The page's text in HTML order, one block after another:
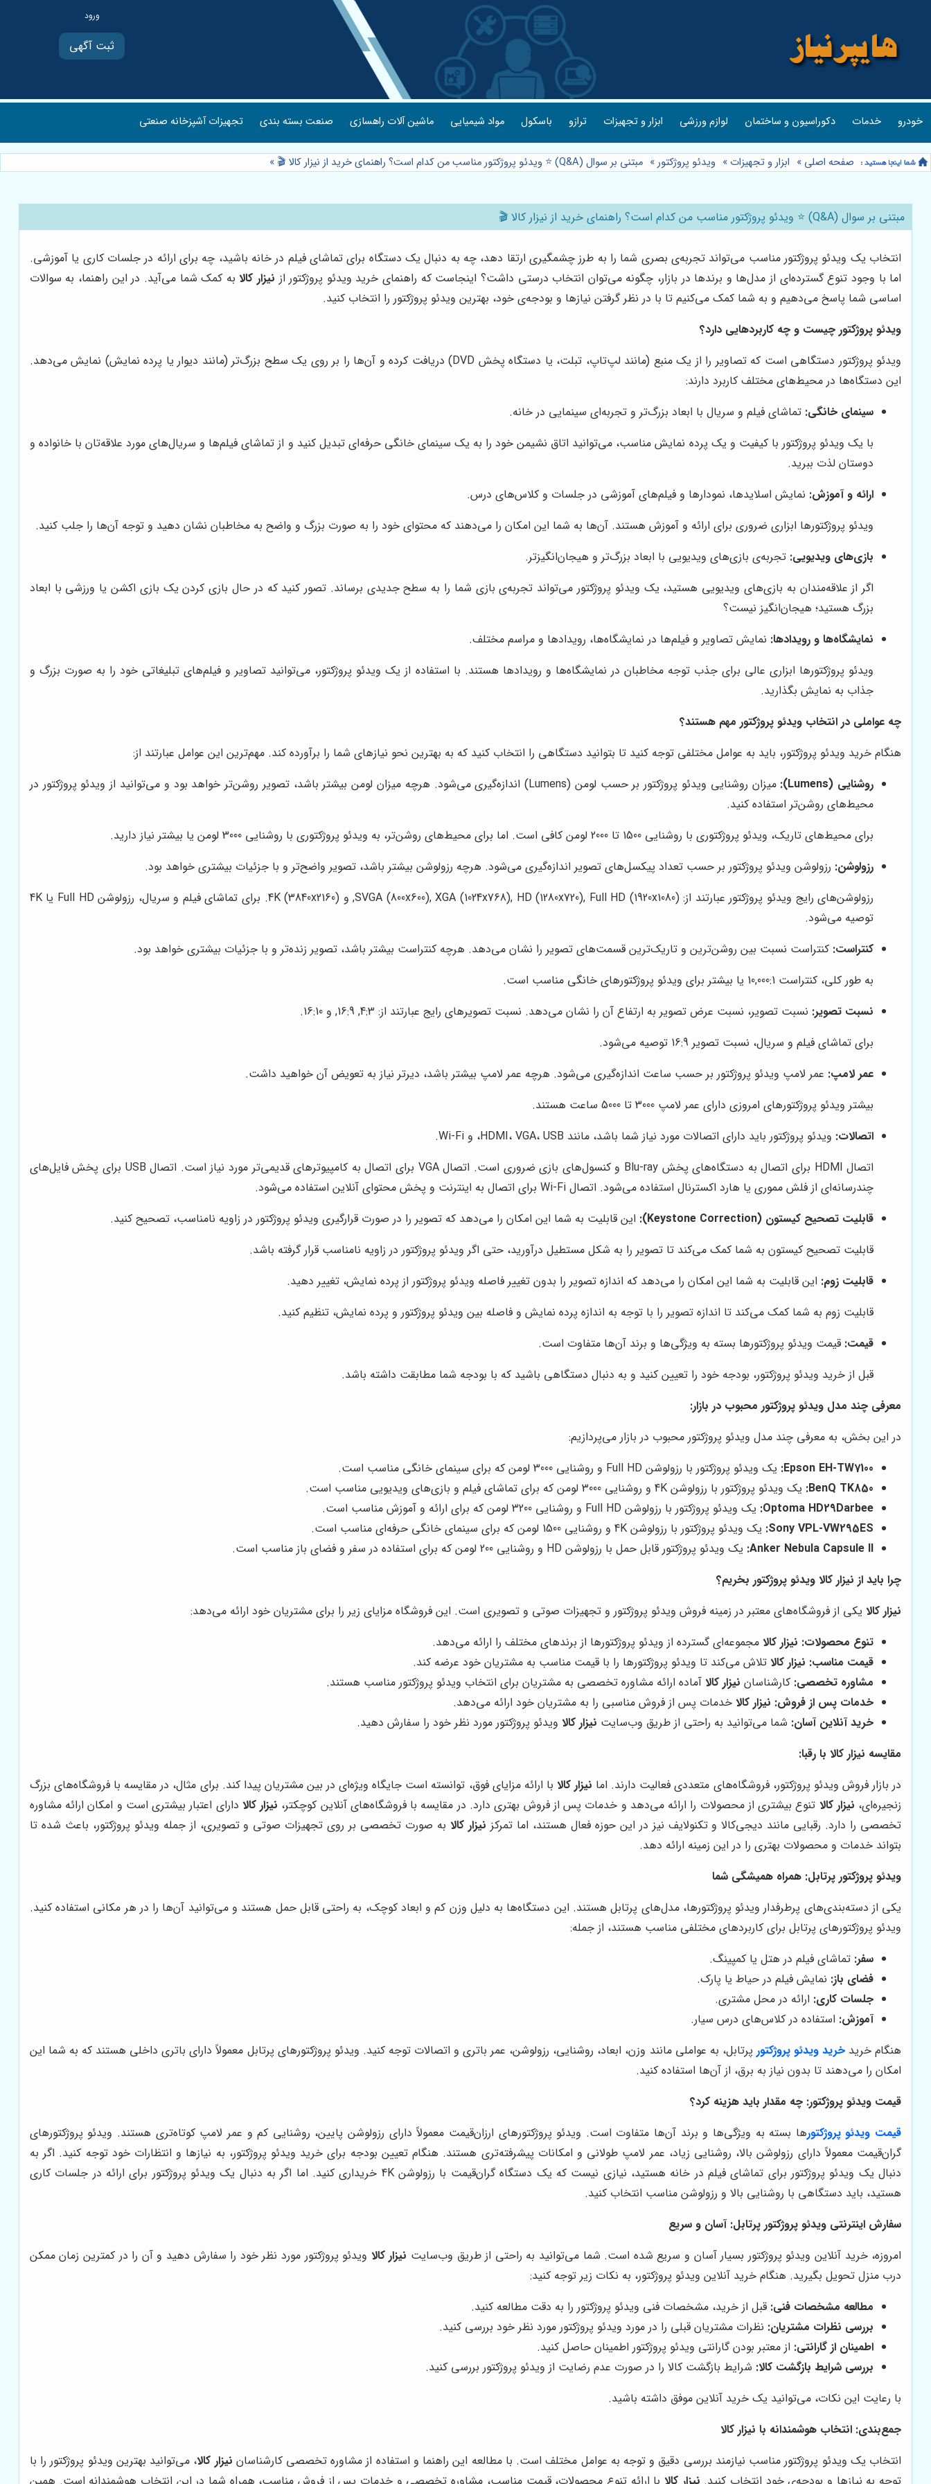
ثبت آگهی
خودرو خدمات دکوراسیون و ساختمان لوازم ورزشی ابزار و تجهیزات ترازو باسکول مواد شیمیایی ماشین آلات راهسازی صنعت بسته بندی تجهیزات آشپزخانه صنعتی
صفحه اصلی » ابزار و تجهیزات » ویدئو پروژکتور» مبتنی بر سوال (Q&A) ⭐️ ویدئو پروژکتور مناسب من کدام است؟ راهنمای خرید از نیزار کالا 🎬 »
مبتنی بر سوال (Q&A) ⭐️ ویدئو پروژکتور مناسب من کدام است؟ راهنمای خرید از نیزار کالا 🎬
انتخاب یک ویدئو پروژکتور مناسب می‌تواند تجربه‌ی بصری شما را به طرز چشمگیری ارتقا دهد، چه به دنبال یک دستگاه برای تماشای فیلم در خانه باشید، چه برای ارائه در جلسات کاری یا آموزشی.
اما با وجود تنوع گسترده‌ای از مدل‌ها و برندها در بازار، چگونه می‌توان انتخاب درستی داشت؟ اینجاست که راهنمای خرید ویدئو پروژکتور از نیزار کالابه کمک شما می‌آید. در این راهنما، به سوالات
اساسی شما پاسخ می‌دهیم و به شما کمک می‌کنیم تا با در نظر گرفتن نیازها و بودجه‌ی خود، بهترین ویدئو پروژکتور را انتخاب کنید.
ویدئو پروژکتور چیست و چه کاربردهایی دارد؟
ویدئو پروژکتور دستگاهی است که تصاویر را از یک منبع (مانند لپ‌تاپ، تبلت، یا دستگاه پخش DVD) دریافت کرده و آن‌ها را بر روی یک سطح بزرگ‌تر (مانند دیوار یا پرده نمایش) نمایش می‌دهد.
این دستگاه‌ها در محیط‌های مختلف کاربرد دارند:
سینمای خانگی: تماشای فیلم و سریال با ابعاد بزرگ‌تر و تجربه‌ای سینمایی در خانه.
با یک ویدئو پروژکتور با کیفیت و یک پرده نمایش مناسب، می‌توانید اتاق نشیمن خود را به یک سینمای خانگی حرفه‌ای تبدیل کنید و از تماشای فیلم‌ها و سریال‌های مورد علاقه‌تان با خانواده و
دوستان لذت ببرید.
ارائه و آموزش: نمایش اسلایدها، نمودارها و فیلم‌های آموزشی در جلسات و کلاس‌های درس.
ویدئو پروژکتورها ابزاری ضروری برای ارائه و آموزش هستند. آن‌ها به شما این امکان را می‌دهند که محتوای خود را به صورت بزرگ و واضح به مخاطبان نشان دهید و توجه آن‌ها را جلب کنید.
بازی‌های ویدیویی: تجربه‌ی بازی‌های ویدیویی با ابعاد بزرگ‌تر و هیجان‌انگیزتر.
اگر از علاقه‌مندان به بازی‌های ویدیویی هستید، یک ویدئو پروژکتور می‌تواند تجربه‌ی بازی شما را به سطح جدیدی برساند. تصور کنید که در حال بازی کردن یک بازی اکشن یا ورزشی با ابعاد
بزرگ هستید؛ هیجان‌انگیز نیست؟
نمایشگاه‌ها و رویدادها: نمایش تصاویر و فیلم‌ها در نمایشگاه‌ها، رویدادها و مراسم مختلف.
ویدئو پروژکتورها ابزاری عالی برای جذب توجه مخاطبان در نمایشگاه‌ها و رویدادها هستند. با استفاده از یک ویدئو پروژکتور، می‌توانید تصاویر و فیلم‌های تبلیغاتی خود را به صورت بزرگ و
جذاب به نمایش بگذارید.
چه عواملی در انتخاب ویدئو پروژکتور مهم هستند؟
هنگام خرید ویدئو پروژکتور، باید به عوامل مختلفی توجه کنید تا بتوانید دستگاهی را انتخاب کنید که به بهترین نحو نیازهای شما را برآورده کند. مهم‌ترین این عوامل عبارتند از:
روشنایی (Lumens):
میزان روشنایی ویدئو پروژکتور بر حسب لومن (Lumens) اندازه‌گیری می‌شود. هرچه میزان لومن بیشتر باشد، تصویر روشن‌تر خواهد بود و می‌توانید از ویدئو پروژکتور در
محیط‌های روشن‌تر استفاده کنید.
برای محیط‌های تاریک، ویدئو پروژکتوری با روشنایی 1500 تا 2000 لومن کافی است. اما برای محیط‌های روشن‌تر، به ویدئو پروژکتوری با روشنایی 3000 لومن یا بیشتر نیاز دارید.
رزولوشن: رزولوشن ویدئو پروژکتور بر حسب تعداد پیکسل‌های تصویر اندازه‌گیری می‌شود. هرچه رزولوشن بیشتر باشد، تصویر واضح‌تر و با جزئیات بیشتری خواهد بود.
رزولوشن‌های رایج ویدئو پروژکتور عبارتند از: SVGA (800x600), XGA (1024x768), HD (1280x720), Full HD (1920x1080), و 4K (3840x2160). برای تماشای فیلم و سریال، رزولوشن Full HD یا 4K
توصیه می‌شود.
کنتراست: کنتراست نسبت بین روشن‌ترین و تاریک‌ترین قسمت‌های تصویر را نشان می‌دهد. هرچه کنتراست بیشتر باشد، تصویر زنده‌تر و با جزئیات بیشتری خواهد بود.
به طور کلی، کنتراست 10,000:1 یا بیشتر برای ویدئو پروژکتورهای خانگی مناسب است.
نسبت تصویر: نسبت تصویر، نسبت عرض تصویر به ارتفاع آن را نشان می‌دهد. نسبت تصویرهای رایج عبارتند از: 4:3, 16:9, و 16:10.
برای تماشای فیلم و سریال، نسبت تصویر 16:9 توصیه می‌شود.
عمر لامپ: عمر لامپ ویدئو پروژکتور بر حسب ساعت اندازه‌گیری می‌شود. هرچه عمر لامپ بیشتر باشد، دیرتر نیاز به تعویض آن خواهید داشت.
بیشتر ویدئو پروژکتورهای امروزی دارای عمر لامپ 3000 تا 5000 ساعت هستند.
اتصالات: ویدئو پروژکتور باید دارای اتصالات مورد نیاز شما باشد، مانند HDMI، VGA، USB، و Wi-Fi.
اتصال HDMI برای اتصال به دستگاه‌های پخش Blu-ray و کنسول‌های بازی ضروری است. اتصال VGA برای اتصال به کامپیوترهای قدیمی‌تر مورد نیاز است. اتصال USB برای پخش فایل‌های
چندرسانه‌ای از فلش مموری یا هارد اکسترنال استفاده می‌شود. اتصال Wi-Fi برای اتصال به اینترنت و پخش محتوای آنلاین استفاده می‌شود.
قابلیت تصحیح کیستون (Keystone Correction):
این قابلیت به شما این امکان را می‌دهد که تصویر را در صورت قرارگیری ویدئو پروژکتور در زاویه نامناسب، تصحیح کنید.
قابلیت تصحیح کیستون به شما کمک می‌کند تا تصویر را به شکل مستطیل درآورید، حتی اگر ویدئو پروژکتور در زاویه نامناسب قرار گرفته باشد.
قابلیت زوم: این قابلیت به شما این امکان را می‌دهد که اندازه تصویر را بدون تغییر فاصله ویدئو پروژکتور از پرده نمایش، تغییر دهید.
قابلیت زوم به شما کمک می‌کند تا اندازه تصویر را با توجه به اندازه پرده نمایش و فاصله بین ویدئو پروژکتور و پرده نمایش، تنظیم کنید.
قیمت: قیمت ویدئو پروژکتورها بسته به ویژگی‌ها و برند آن‌ها متفاوت است.
قبل از خرید ویدئو پروژکتور، بودجه خود را تعیین کنید و به دنبال دستگاهی باشید که با بودجه شما مطابقت داشته باشد.
معرفی چند مدل ویدئو پروژکتور محبوب در بازار:
در این بخش، به معرفی چند مدل ویدئو پروژکتور محبوب در بازار می‌پردازیم:
Epson EH-TW7100: یک ویدئو پروژکتور با رزولوشن Full HD و روشنایی 3000 لومن که برای سینمای خانگی مناسب است.
BenQ TK850: یک ویدئو پروژکتور با رزولوشن 4K و روشنایی 3000 لومن که برای تماشای فیلم و بازی‌های ویدیویی مناسب است.
Optoma HD29Darbee: یک ویدئو پروژکتور با رزولوشن Full HD و روشنایی 3200 لومن که برای ارائه و آموزش مناسب است.
Sony VPL-VW295ES: یک ویدئو پروژکتور با رزولوشن 4K و روشنایی 1500 لومن که برای سینمای خانگی حرفه‌ای مناسب است.
Anker Nebula Capsule II: یک ویدئو پروژکتور قابل حمل با رزولوشن HD و روشنایی 200 لومن که برای استفاده در سفر و فضای باز مناسب است.
چرا باید از نیزار کالاویدئو پروژکتور بخریم؟
نیزار کالایکی از فروشگاه‌های معتبر در زمینه فروش ویدئو پروژکتور و تجهیزات صوتی و تصویری است. این فروشگاه مزایای زیر را برای مشتریان خود ارائه می‌دهد:
تنوع محصولات: نیزار کالامجموعه‌ای گسترده از ویدئو پروژکتورها از برندهای مختلف را ارائه می‌دهد.
قیمت مناسب: نیزار کالاتلاش می‌کند تا ویدئو پروژکتورها را با قیمت مناسب به مشتریان خود عرضه کند.
مشاوره تخصصی: کارشناسان نیزار کالاآماده ارائه مشاوره تخصصی به مشتریان برای انتخاب ویدئو پروژکتور مناسب هستند.
خدمات پس از فروش: نیزار کالاخدمات پس از فروش مناسبی را به مشتریان خود ارائه می‌دهد.
خرید آنلاین آسان: شما می‌توانید به راحتی از طریق وب‌سایت نیزار کالاویدئو پروژکتور مورد نظر خود را سفارش دهید.
مقایسه نیزار کالابا رقبا:
در بازار فروش ویدئو پروژکتور، فروشگاه‌های متعددی فعالیت دارند. اما نیزار کالا با ارائه مزایای فوق، توانسته است جایگاه ویژه‌ای در بین مشتریان پیدا کند. برای مثال، در مقایسه با فروشگاه‌های بزرگ
زنجیره‌ای، نیزار کالا تنوع بیشتری از محصولات را ارائه می‌دهد و خدمات پس از فروش بهتری دارد. در مقایسه با فروشگاه‌های آنلاین کوچکتر، نیزار کالا دارای اعتبار بیشتری است و امکان ارائه مشاوره
تخصصی را دارد. رقبایی مانند دیجی‌کالا و تکنولایف نیز در این حوزه فعال هستند، اما تمرکز نیزار کالابه صورت تخصصی بر روی تجهیزات صوتی و تصویری، از جمله ویدئو پروژکتور، باعث شده تا
بتواند خدمات و محصولات بهتری را در این زمینه ارائه دهد.
ویدئو پروژکتور پرتابل: همراه همیشگی شما
یکی از دسته‌بندی‌های پرطرفدار ویدئو پروژکتورها، مدل‌های پرتابل هستند. این دستگاه‌ها به دلیل وزن کم و ابعاد کوچک، به راحتی قابل حمل هستند و می‌توانید آن‌ها را در هر مکانی استفاده کنید.
ویدئو پروژکتورهای پرتابل برای کاربردهای مختلفی مناسب هستند، از جمله:
سفر: تماشای فیلم در هتل یا کمپینگ.
فضای باز: نمایش فیلم در حیاط یا پارک.
جلسات کاری: ارائه در محل مشتری.
آموزش: استفاده در کلاس‌های درس سیار.
هنگام خریدخرید ویدئو پروژکتور پرتابل، به عواملی مانند وزن، ابعاد، روشنایی، رزولوشن، عمر باتری و اتصالات توجه کنید. ویدئو پروژکتورهای پرتابل معمولاً دارای باتری داخلی هستند که به شما این
امکان را می‌دهند تا بدون نیاز به برق، از آن‌ها استفاده کنید.
قیمت ویدئو پروژکتور: چه مقدار باید هزینه کرد؟
قیمت ویدئو پروژکتورها بسته به ویژگی‌ها و برند آن‌ها متفاوت است. ویدئو پروژکتورهای ارزان‌قیمت معمولاً دارای رزولوشن پایین، روشنایی کم و عمر لامپ کوتاه‌تری هستند. ویدئو پروژکتورهای
گران‌قیمت معمولاً دارای رزولوشن بالا، روشنایی زیاد، عمر لامپ طولانی و امکانات پیشرفته‌تری هستند. هنگام تعیین بودجه برای خرید ویدئو پروژکتور، به نیازها و انتظارات خود توجه کنید. اگر به
دنبال یک ویدئو پروژکتور برای تماشای فیلم در خانه هستید، نیازی نیست که یک دستگاه گران‌قیمت با رزولوشن 4K خریداری کنید. اما اگر به دنبال یک ویدئو پروژکتور برای ارائه در جلسات کاری
هستید، باید دستگاهی با روشنایی بالا و رزولوشن مناسب انتخاب کنید.
سفارش اینترنتی ویدئو پروژکتور پرتابل: آسان و سریع
امروزه، خرید آنلاین ویدئو پروژکتور بسیار آسان و سریع شده است. شما می‌توانید به راحتی از طریق وب‌سایت نیزار کالا ویدئو پروژکتور مورد نظر خود را سفارش دهید و آن را در کمترین زمان ممکن
درب منزل تحویل بگیرید. هنگام خرید آنلاین ویدئو پروژکتور، به نکات زیر توجه کنید:
مطالعه مشخصات فنی: قبل از خرید، مشخصات فنی ویدئو پروژکتور را به دقت مطالعه کنید.
بررسی نظرات مشتریان: نظرات مشتریان قبلی را در مورد ویدئو پروژکتور مورد نظر خود بررسی کنید.
اطمینان از گارانتی: از معتبر بودن گارانتی ویدئو پروژکتور اطمینان حاصل کنید.
بررسی شرایط بازگشت کالا: شرایط بازگشت کالا را در صورت عدم رضایت از ویدئو پروژکتور بررسی کنید.
با رعایت این نکات، می‌توانید یک خرید آنلاین موفق داشته باشید.
جمع‌بندی: انتخاب هوشمندانه با نیزار کالا
انتخاب یک ویدئو پروژکتور مناسب نیازمند بررسی دقیق و توجه به عوامل مختلف است. با مطالعه این راهنما و استفاده از مشاوره تخصصی کارشناسان نیزار کالا، می‌توانید بهترین ویدئو پروژکتور را با